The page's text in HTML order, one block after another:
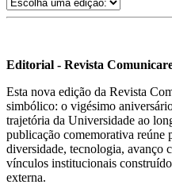
Editorial - Revista
Esta nova edição da Revista
simbólico: o vigésimo
trajetória da Universidade ao
publicação comemorativa reúne
diversidade, tecnologia, avanço
vínculos institucionais
externa.